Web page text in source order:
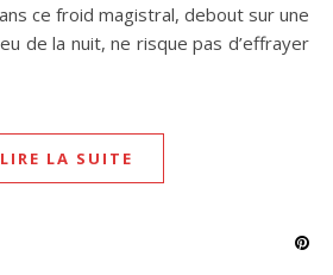
ce froid magistral, debout sur une
de la nuit, ne risque pas d’effrayer
LIRE LA SUITE